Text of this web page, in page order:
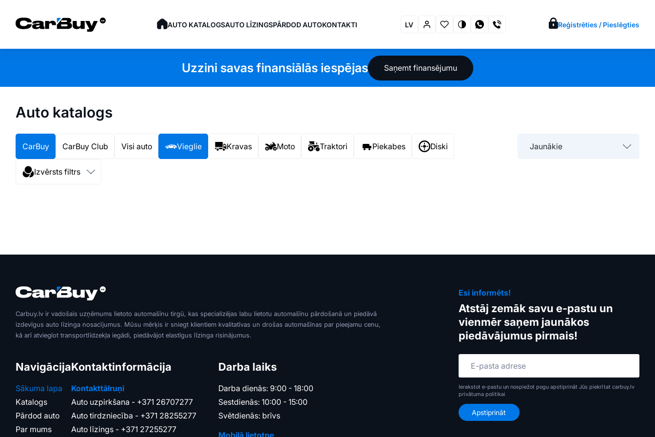
AUTO KATALOGSAUTO LĪZINGSPĀRDOD AUTOKONTAKTI LV Reģistrēties / Pieslēgties
Uzzini savas finansiālās iespējas Saņemt finansējumu
Auto katalogs
Jaunākie
CarBuy CarBuy Club Visi auto Vieglie Kravas Moto Traktori Piekabes Diski
Izvērsts filtrs
Carbuy.lv ir vadošais uzņēmums lietoto automašīnu tirgū, kas specializējas labu lietotu automašīnu pārdošanā un piedāvā
izdevīgus auto līzinga nosacījumus. Mūsu mērķis ir sniegt klientiem kvalitatīvas un drošas automašīnas par pieejamu cenu,
kā arī atvieglot transportlīdzekļa iegādi, piedāvājot elastīgus līzinga risinājumus.
Navigācija
Sākuma lapa
Katalogs
Pārdod auto
Par mums
Kontaktinformācija
Kontakttālruņi
Auto uzpirkšana - +371 26707277
Auto tirdzniecība - +371 28255277
Auto līzings - +371 27255277
Darba laiks
Darba dienās: 9:00 - 18:00
Sestdienās: 10:00 - 15:00
Svētdienās: brīvs
Mobilā lietotne
Esi informēts!
Atstāj zemāk savu e-pastu un
vienmēr saņem jaunākos
piedāvājumus pirmais!
Ierakstot e-pastu un nospiežot pogu apstiprināt Jūs piekrītat carbuy.lv
privātuma politikai